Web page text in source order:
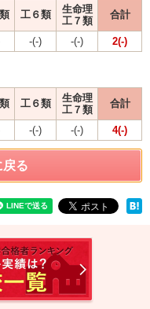
工６類
生命理
工７類
合計
-(-) -(-) 2(-)
工６類
生命理
工７類
合計
-(-) -(-) 4(-)
戻る